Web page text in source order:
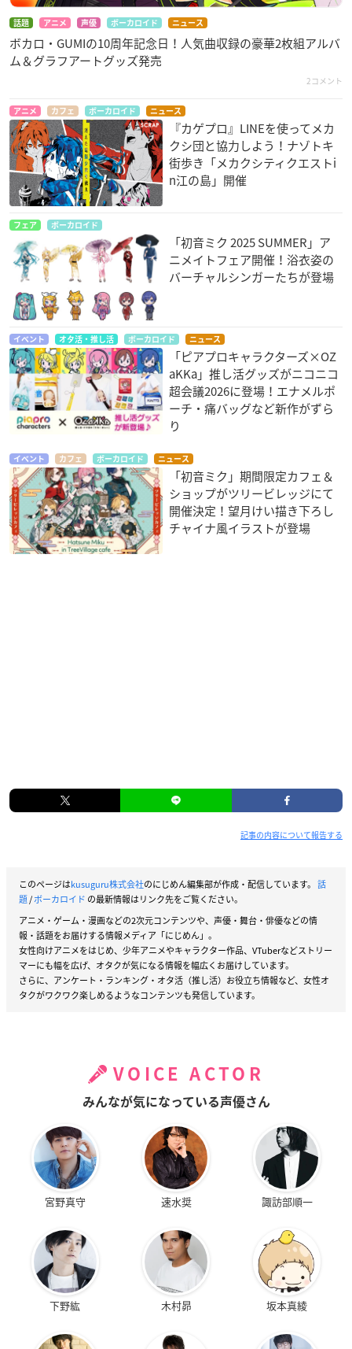
話題 アニメ 声優 ボーカロイド ニュース
ボカロ・GUMIの10周年記念日！人気曲収録の豪華2枚組アルバ
ム＆グラフアートグッズ発売
2コメント
アニメ カフェ ボーカロイド ニュース
『カゲプロ』LINEを使ってメカ
クシ団と協力しよう！ナゾトキ
街歩き「メカクシティクエストi
n江の島」開催
フェア ボーカロイド
「初音ミク 2025 SUMMER」ア
ニメイトフェア開催！浴衣姿の
バーチャルシンガーたちが登場
イベント オタ活・推し活 ボーカロイド ニュース
「ピアプロキャラクターズ×OZ
aKKa」推し活グッズがニコニコ
超会議2026に登場！エナメルポ
ーチ・痛バッグなど新作がずら
り
イベント カフェ ボーカロイド ニュース
「初音ミク」期間限定カフェ＆
ショップがツリービレッジにて
開催決定！望月けい描き下ろし
チャイナ風イラストが登場
記事の内容について報告する
このページはkusuguru株式会社のにじめん編集部が作成・配信しています。 話
題/ボーカロイド の最新情報はリンク先をご覧ください。
アニメ・ゲーム・漫画などの2次元コンテンツや、声優・舞台・俳優などの情
報・話題をお届けする情報メディア「にじめん」。
女性向けアニメをはじめ、少年アニメやキャラクター作品、VTuberなどストリー
マーにも幅を広げ、オタクが気になる情報を幅広くお届けしています。
さらに、アンケート・ランキング・オタ活（推し活）お役立ち情報など、女性オ
タクがワクワク楽しめるようなコンテンツも発信しています。
VOICE ACTOR
みんなが気になっている声優さん
宮野真守 速水奨 諏訪部順一
下野紘 木村昴 坂本真綾